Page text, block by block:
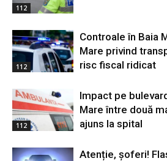
112
112
Controale în Baia
Mare privind
risc fiscal ridicat
112
Impact pe
Mare între două
ajuns la spital
Atenție, șoferi!